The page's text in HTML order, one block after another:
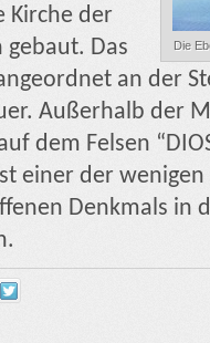
Die
Kirche der
gebaut. Das
an der
Außerhalb der
dem Felsen
einer der
Denkmals in